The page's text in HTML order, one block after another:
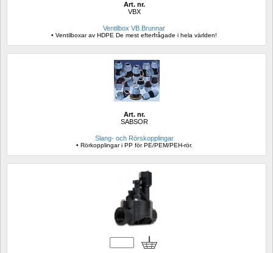
Art. nr.
VBX
Ventilbox VB Brunnar
• Ventilboxar av HDPE De mest efterfrågade i hela världen!
Art. nr.
SABSOR
Slang- och Rörskopplingar
• Rörkopplingar i PP för PE/PEM/PEH-rör.